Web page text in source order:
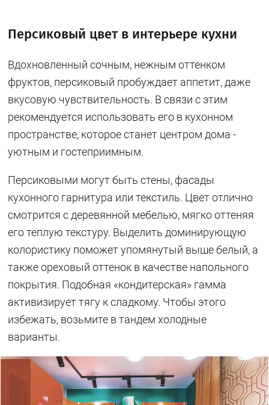
Персиковый цвет в интерьере кухни
Вдохновленный сочным, нежным оттенком
фруктов, персиковый пробуждает аппетит, даже
вкусовую чувствительность. В связи с этим
рекомендуется использовать его в кухонном
пространстве, которое станет центром дома -
уютным и гостеприимным.
Персиковыми могут быть стены, фасады
кухонного гарнитура или текстиль. Цвет отлично
смотрится с деревянной мебелью, мягко оттеняя
его теплую текстуру. Выделить доминирующую
колористику поможет упомянутый выше белый, а
также ореховый оттенок в качестве напольного
покрытия. Подобная «кондитерская» гамма
активизирует тягу к сладкому. Чтобы этого
избежать, возьмите в тандем холодные
варианты.